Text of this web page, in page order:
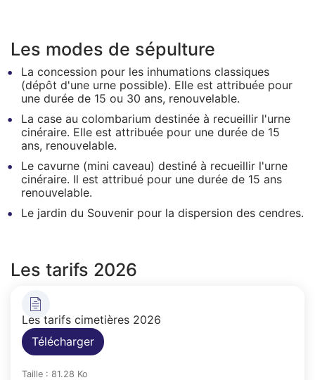
Les modes de sépulture
La concession pour les inhumations classiques
(dépôt d'une urne possible). Elle est attribuée pour
une durée de 15 ou 30 ans, renouvelable.
La case au colombarium destinée à recueillir l'urne
cinéraire. Elle est attribuée pour une durée de 15
ans, renouvelable.
Le cavurne (mini caveau) destiné à recueillir l'urne
cinéraire. Il est attribué pour une durée de 15 ans
renouvelable.
Le jardin du Souvenir pour la dispersion des cendres.
Les tarifs 2026
Les tarifs cimetières 2026
Télécharger
Taille : 81.28 Ko